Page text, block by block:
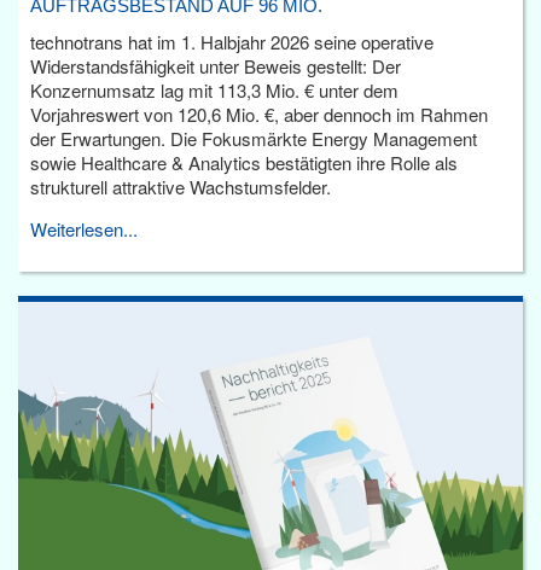
AUFTRAGSBESTAND AUF 96 MIO.
technotrans hat im 1. Halbjahr 2026 seine operative
Widerstandsfähigkeit unter Beweis gestellt: Der
Konzernumsatz lag mit 113,3 Mio. € unter dem
Vorjahreswert von 120,6 Mio. €, aber dennoch im Rahmen
der Erwartungen. Die Fokusmärkte Energy Management
sowie Healthcare & Analytics bestätigten ihre Rolle als
strukturell attraktive Wachstumsfelder.
Weiterlesen...